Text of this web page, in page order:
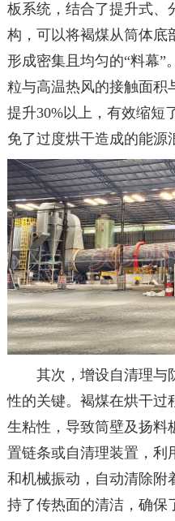
板系统，结合了提升式、
构，可以将褐煤从筒体底
形成密集且均匀的“料幕”
粒与高温热风的接触面积
提升30%以上，有效缩短
免了过度烘干造成的能源
其次，增设自清理与
性的关键。褐煤在烘干过
生粘性，导致筒壁及扬料
置链条或自清理装置，利
和机械振动，自动清除附
持了传热面的清洁，确保